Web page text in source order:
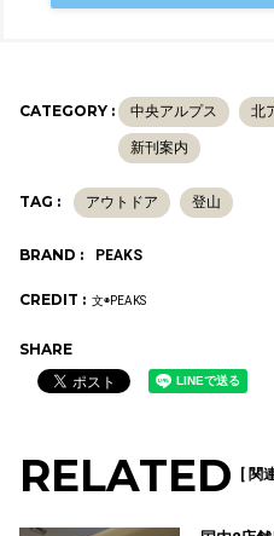
CATEGORY : 中央アルプス 北
新刊案内
TAG : アウトドア 登山
BRAND : PEAKS
CREDIT : 文◉PEAKS
SHARE
RELATED [ 関